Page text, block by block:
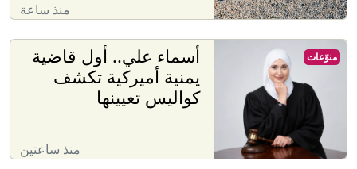
منذ ساعة
أسماء علي.. أول قاضية
يمنية أميركية تكشف
كواليس تعيينها
منذ ساعتين
منوّعات